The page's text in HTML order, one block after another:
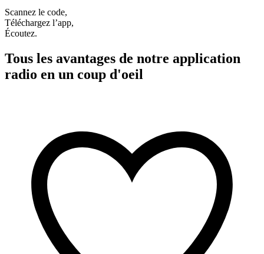
Scannez le code,
Téléchargez l’app,
Écoutez.
Tous les avantages de notre application
radio en un coup d'oeil